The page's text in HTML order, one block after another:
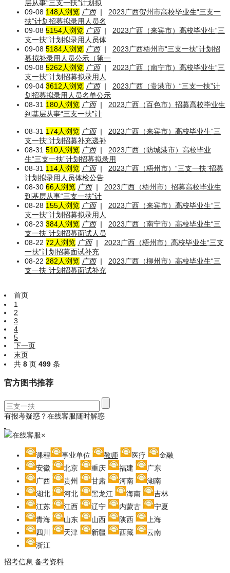
层从事“三支一扶”计划拟
09-08 148人浏览 广西|
2023广西贺州市高校毕业生“三支一
扶”计划招募拟录用人员名
09-08 5154人浏览 广西|
2023广西（来宾市）高校毕业生“三
支一扶”计划拟录用人员体
09-08 5184人浏览 广西|
2023广西梧州市“三支一扶”计划招
募拟补录用人员公示（第一
09-08 5262人浏览 广西|
2023广西（南宁市）高校毕业生“三
支一扶”计划招募拟录用人
09-04 3612人浏览 广西|
2023广西（贵港市）“三支一扶”计
划招募拟录用人员名单公示
08-31 180人浏览 广西|
2023广西（百色市）招募高校毕业生
到基层从事“三支一扶”计
08-31 174人浏览 广西|
2023广西（来宾市）高校毕业生“三
支一扶”计划招募补充递补
08-31 510人浏览 广西|
2023广西（防城港市）高校毕业
生“三支一扶”计划招募拟录用
08-31 114人浏览 广西|
2023广西（梧州市）“三支一扶”招募
计划拟录用人员体检公告
08-30 66人浏览 广西|
2023广西（梧州市）招募高校毕业生
到基层从事“三支一扶”计
08-28 155人浏览 广西|
2023广西（来宾市）高校毕业生“三
支一扶”计划招募拟录用人
08-23 384人浏览 广西|
2023广西（南宁市）高校毕业生“三
支一扶”计划招募面试人员
08-22 72人浏览 广西|
2023广西（梧州市）高校毕业生“三支
一扶”计划招募面试补充
08-22 282人浏览 广西|
2023广西（柳州市）高校毕业生“三
支一扶”计划招募面试补充
首页
1
2
3
4
5
下一页
末页
共 8 页 499 条
官方图书推荐
有报考疑惑？在线客服随时解惑
在线客服×
课程 事业单位 教师 医疗
金融
安徽
北京 重庆 福建
广东
广西
贵州 甘肃 河南
湖南
湖北
河北 黑龙江 海南
吉林
江苏
江西 辽宁 内蒙古
宁夏
青海
山东 山西 陕西
上海
四川
天津 新疆 西藏
云南
浙江
招考信息 备考资料